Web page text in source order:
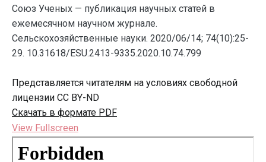
Союз Ученых — публикация научных статей в
ежемесячном научном журнале.
Сельскохозяйственные науки. 2020/06/14; 74(10):25-
29. 10.31618/ESU.2413-9335.2020.10.74.799
Представляется читателям на условиях свободной
лицензии CC BY-ND
Скачать в формате PDF
View Fullscreen
Перейти